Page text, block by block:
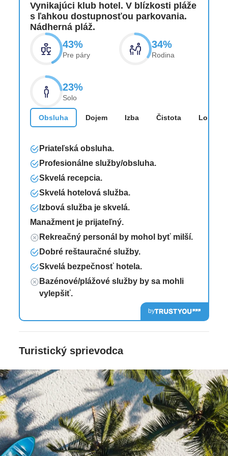
Vynikajúci klub hotel. V blízkosti pláže
s ľahkou dostupnosťou parkovania.
Nádherná pláž.
43%
Pre páry
34%
Rodina
23%
Solo
Obsluha Dojem Izba Čistota Lokalita
Priateľská obsluha.
Profesionálne služby/obsluha.
Skvelá recepcia.
Skvelá hotelová služba.
Izbová služba je skvelá.
Manažment je prijateľný.
Rekreačný personál by mohol byť milší.
Dobré reštauračné služby.
Skvelá bezpečnosť hotela.
Bazénové/plážové služby by sa mohli
vylepšiť.
by
Turistický sprievodca